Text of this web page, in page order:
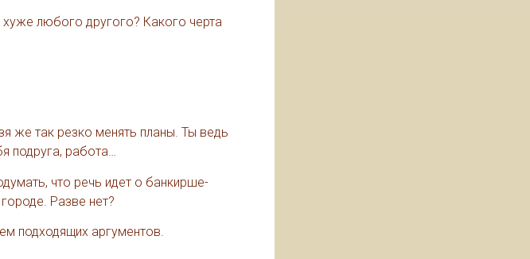
любого другого? Какого черта
же так резко менять планы. Ты ведь
подруга, работа…
что речь идет о банкирше-
Разве нет?
подходящих аргументов.